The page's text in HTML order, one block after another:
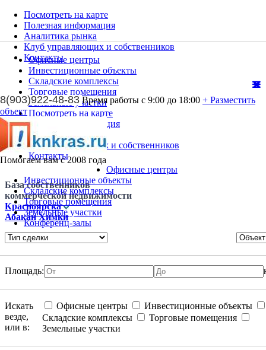
Посмотреть на карте
Полезная информация
Аналитика рынка
Клуб управляющих и собственников
Контакты
8(903)922-48-83 Время работы с 9:00 до 18:00 + Разместить
объект
Помогаем вам с 2008 года
Офисные центры
Инвестиционные объекты
Складские комплексы
Торговые помещения
Земельные участки
Конференц-залы
Офисные центры
Инвестиционные объекты
Складские комплексы
Торговые помещения
Земельные участки
Посмотреть на карте
Полезная информация
Аналитика рынка
Клуб управляющих и собственников
Контакты
База собственников
коммерческой недвижимости
Красноярска
Абакан Химки
Площадь:
Искать
везде,
или в:
Офисные центры
Инвестиционные объекты
Складские комплексы
Торговые помещения
Земельные участки